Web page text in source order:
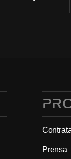
Prensa